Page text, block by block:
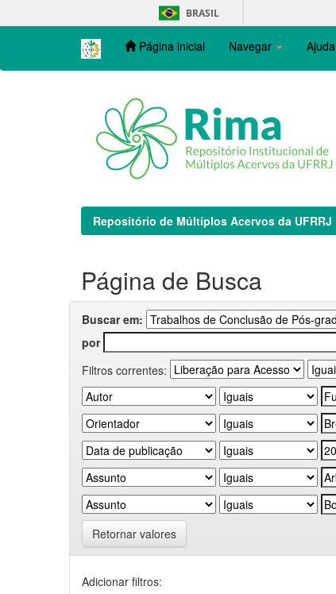
navigation
BRASIL
Página inicial Navegar Ajuda
Repositório de Múltiplos Acervos da UFRRJ
Página de Busca
Buscar em:
por
Filtros correntes:
Retornar valores
Adicionar filtros: